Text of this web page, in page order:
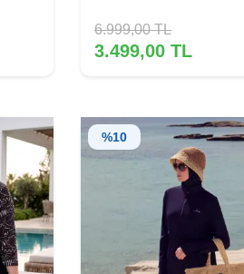
6.999,00TL
3.499,00 TL
%10